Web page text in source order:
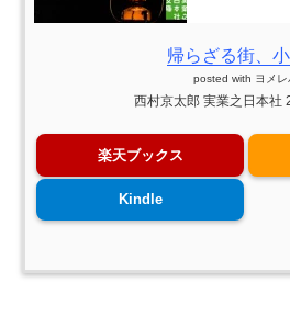
帰らざる街、
posted with ヨメレ
西村京太郎 実業之日本社
楽天ブックス
Kindle